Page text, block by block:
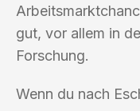
gut, vor allem in
Forschung.
Wenn du nach